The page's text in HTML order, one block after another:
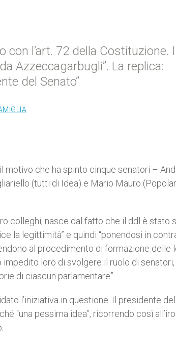
l’art. 72 della Costituzione. Il
Azzeccagarbugli”. La replica:
del Senato”
motivo che ha spinto cinque senatori –
(tutti di Idea) e Mario Mauro
colleghi, nasce dal fatto che il ddl è stato
la legittimità” e quindi “ponendosi in
al procedimento di formazione delle
loro di svolgere il ruolo di senatori,
di ciascun parlamentare”.
l’iniziativa in questione. Il presidente
“una pessima idea”, ricorrendo così